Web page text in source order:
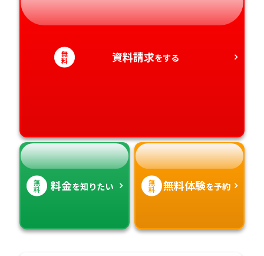
静岡県
愛知県
和歌山県
徳島県
香川県
大分県
宮崎県
無
料 資料請求をする
無
料 料金を知りたい 無
料 無料体験を予約